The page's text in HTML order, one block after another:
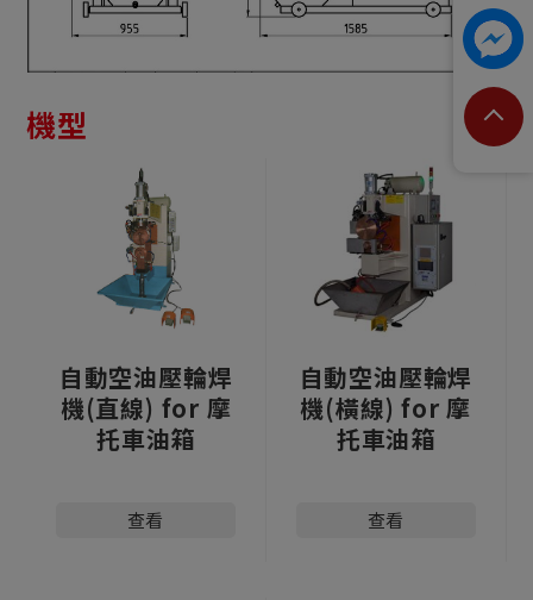
機型
自動空油壓輪焊
機(直線) for 摩
托車油箱
查看
自動空油壓輪焊
機(橫線) for 摩
托車油箱
查看